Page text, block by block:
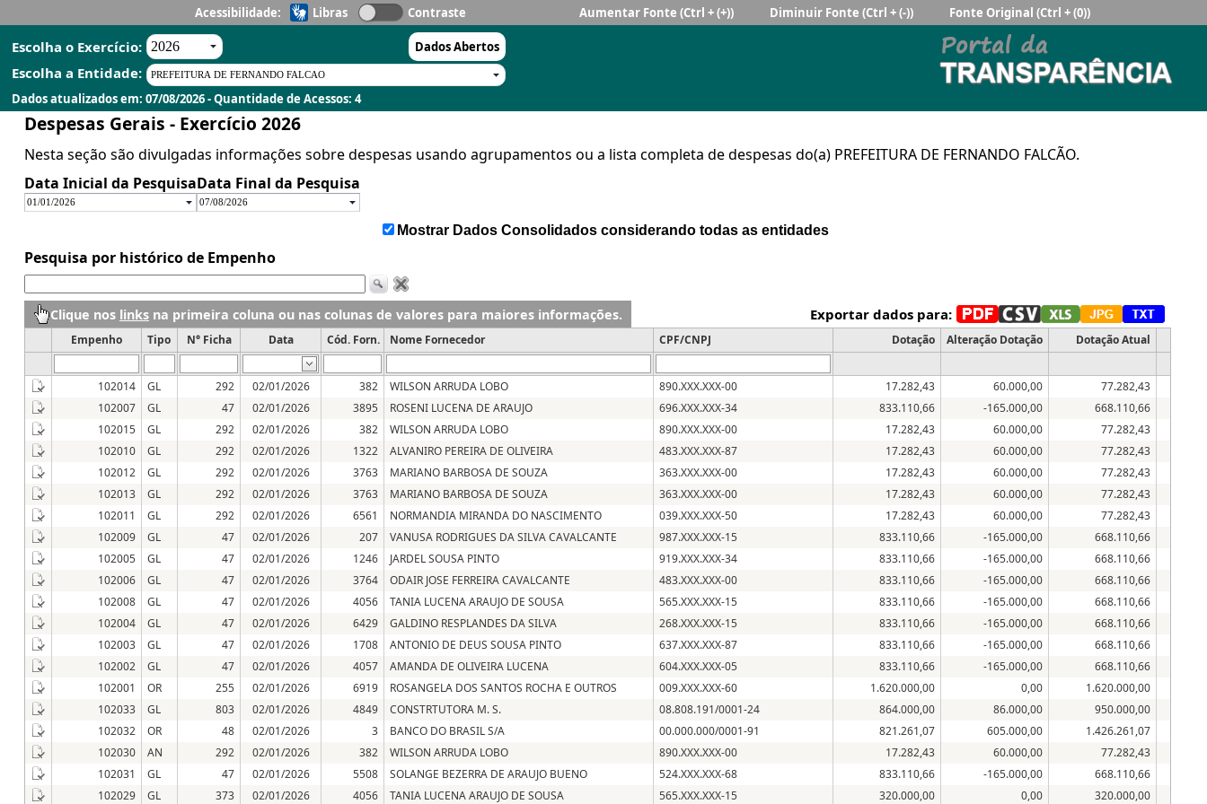
Acessibilidade: Libras Contraste Aumentar Fonte (Ctrl + (+)) Diminuir Fonte (Ctrl + (-)) Fonte Original (Ctrl + (0))
Escolha o Exercício: Dados Abertos
Escolha a Entidade:
Dados atualizados em: 07/08/2026 - Quantidade de Acessos: 4